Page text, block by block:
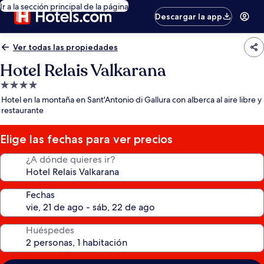
Ir a la sección principal de la página
Descargar la app
Ver todas las propiedades
Hotel Relais Valkarana
Propiedad
de
4.0
estrellas
Hotel en la montaña en Sant'Antonio di Gallura con alberca al aire libre y
restaurante
Elige las fechas para ver precios
¿A dónde quieres ir?
Fechas
Huéspedes